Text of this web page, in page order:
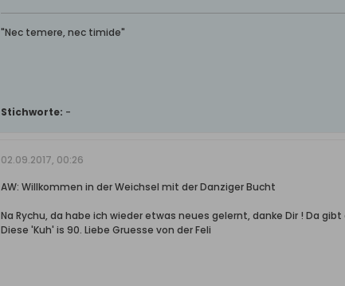
"Nec temere, nec timide"
Stichworte: -
02.09.2017, 00:26
AW: Willkommen in der Weichsel mit der Danziger Bucht
Na Rychu, da habe ich wieder etwas neues gelernt, danke Dir ! Da
Diese 'Kuh' is 90. Liebe Gruesse von der Feli